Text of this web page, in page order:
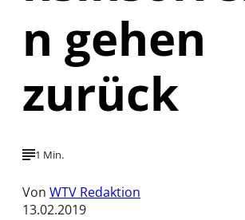
n gehen
zurück
1 Min.
Von WTV Redaktion
13.02.2019